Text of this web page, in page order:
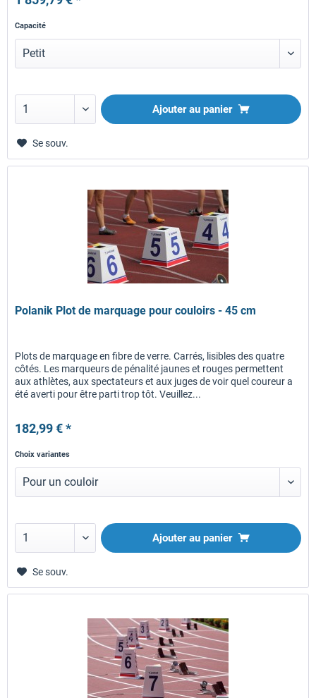
Capacité
Ajouter au panier
Se souv.
Polanik Plot de marquage pour couloirs - 45 cm
Plots de marquage en fibre de verre. Carrés, lisibles des quatre
côtés. Les marqueurs de pénalité jaunes et rouges permettent
aux athlètes, aux spectateurs et aux juges de voir quel coureur a
été averti pour être parti trop tôt. Veuillez...
182,99 € *
Choix variantes
Ajouter au panier
Se souv.